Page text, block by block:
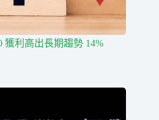
獲利高出長期趨勢 14%